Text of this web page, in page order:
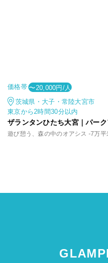
価格帯 〜20,000円/人
茨城県・大子・常陸大宮市
東京から2時間30分以内
ザランタンひたち大宮｜パー